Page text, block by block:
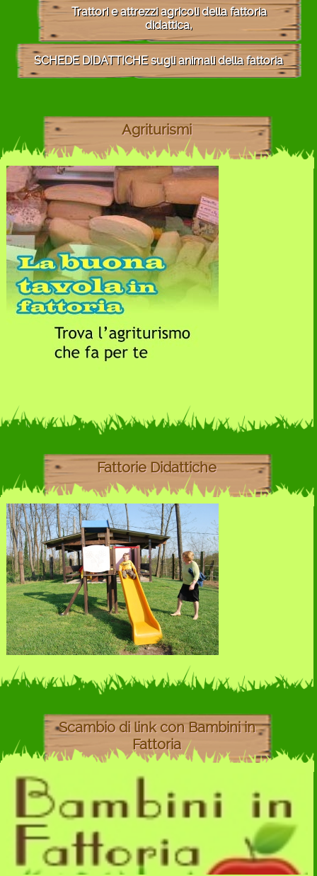
Trattori e attrezzi agricoli della fattoria
didattica,
SCHEDE DIDATTICHE sugli animali della fattoria
Agriturismi
Fattorie Didattiche
Scambio di link con Bambini in
Fattoria